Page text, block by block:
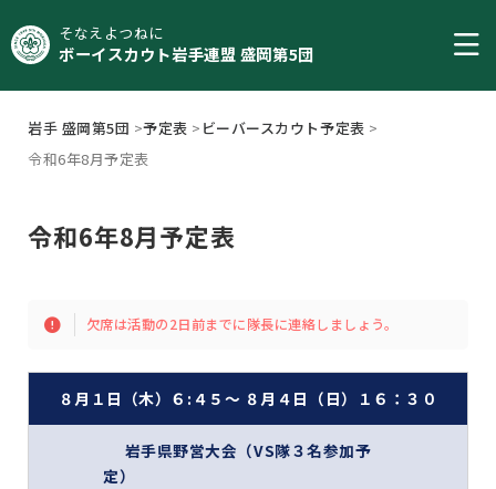
そなえよつねに
ボーイスカウト岩手連盟 盛岡第5団
岩手 盛岡第5団 >予定表 > ビーバースカウト予定表 >
令和6年8月予定表
令和6年8月予定表
欠席は活動の2日前までに隊長に連絡しましょう。
８月１日（木）６:４５～ ８月４日（日）１６：３０
岩手県野営大会（VS隊３名参加予
定）